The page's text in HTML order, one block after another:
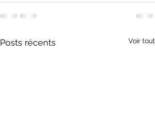
Posts récents Voir tout